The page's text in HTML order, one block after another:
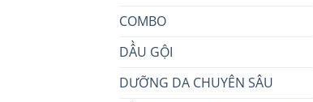
COMBO
DẦU GỘI
DƯỠNG DA CHUYÊN SÂU